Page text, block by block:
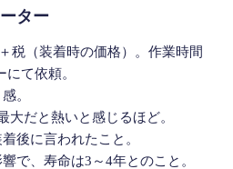
ター
税（装着時の価格）。作業時間
て依頼。
。
大だと熱いと感じるほど。
後に言われたこと。
で、寿命は3～4年とのこと。